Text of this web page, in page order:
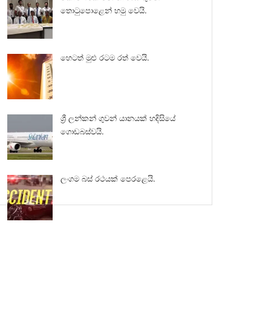
තොටුපොළෙන් හමු වෙයි.
හෙටත් මුළු රටම රත් වෙයි.
ශ්‍රී ලන්කන් ගුවන් යානයක් හදිසියේ
ගොඩබස්වයි.
ලංගම බස් රථයක් පෙරළෙයි.